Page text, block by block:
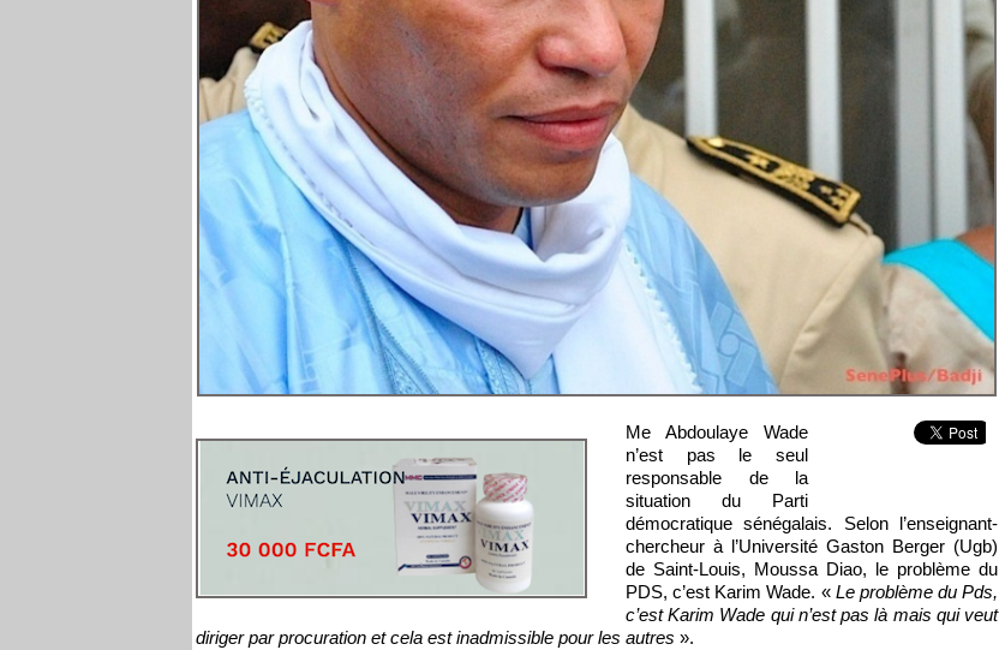
Me Abdoulaye Wade
n’est pas le seul
responsable de la
situation du Parti
démocratique sénégalais. Selon l’enseignant-
chercheur à l’Université Gaston Berger (Ugb)
de Saint-Louis, Moussa Diao, le problème du
PDS, c’est Karim Wade. « Le problème du Pds,
c’est Karim Wade qui n’est pas là mais qui veut
diriger par procuration et cela est inadmissible pour les autres ».